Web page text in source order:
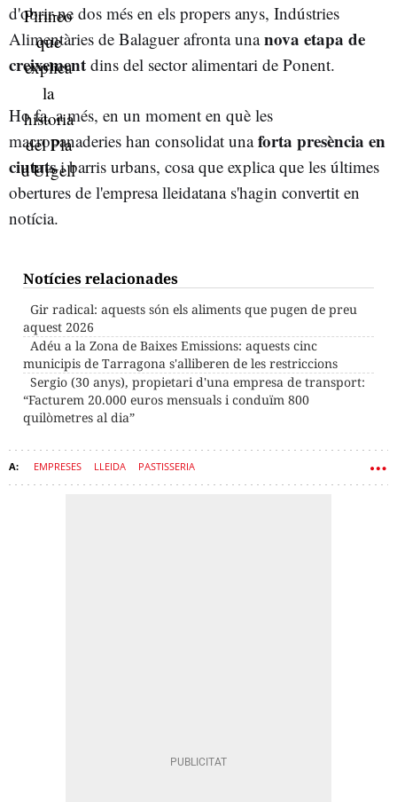
d'obrir-ne dos més en els propers anys, Indústries
Alimentàries de Balaguer afronta unanova etapa de
creixement dins del sector alimentari de Ponent.
Ho fa, a més, en un moment en què les
macropanaderies han consolidat unaforta presència en
ciutatsi barris urbans, cosa que explica que les últimes
obertures de l'empresa lleidatana s'hagin convertit en
notícia.
Notícies relacionades
Gir radical: aquests són els aliments que pugen de preu
aquest 2026
Adéu a la Zona de Baixes Emissions: aquests cinc
municipis de Tarragona s'alliberen de les restriccions
Sergio (30 anys), propietari d'una empresa de transport:
“Facturem 20.000 euros mensuals i conduïm 800
quilòmetres al dia”
EMPRESES LLEIDA PASTISSERIA